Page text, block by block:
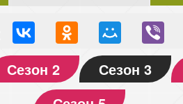
Сезон 2
Сезон 3